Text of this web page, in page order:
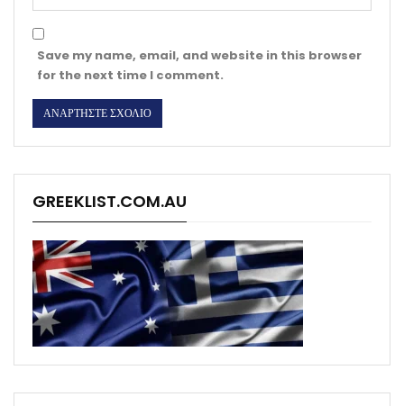
Save my name, email, and website in this browser
for the next time I comment.
GREEKLIST.COM.AU